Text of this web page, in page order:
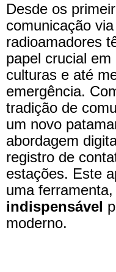
Desde os
comunicação
radioamadores
papel crucial
culturas e até
emergência.
tradição de
um novo
abordagem
registro de
estações. Este
uma
indispensável
moderno.